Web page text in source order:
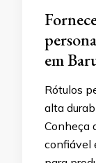
em
Rótulos
alta
Conheça
confiável